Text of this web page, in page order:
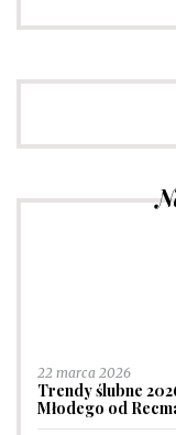
22 marca 2026
Trendy ślubne
Młodego od